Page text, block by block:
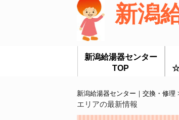
新潟
新潟給湯器センター
TOP
☆
新潟給湯器センター｜交換・修理
エリアの最新情報